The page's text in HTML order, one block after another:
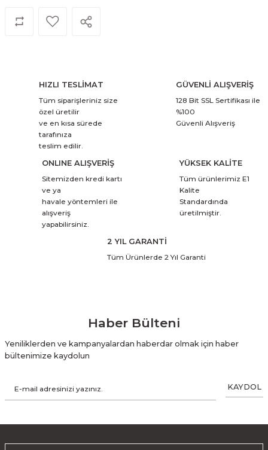
HIZLI TESLİMAT
Tüm siparişleriniz size
özel üretilir
ve en kısa sürede
tarafınıza
teslim edilir.
GÜVENLİ ALIŞVERİŞ
128 Bit SSL Sertifikası ile
%100
Güvenli Alışveriş
ONLINE ALIŞVERİŞ
Sitemizden kredi kartı
ve ya
havale yöntemleri ile
alışveriş
yapabilirsiniz.
YÜKSEK KALİTE
Tüm ürünlerimiz E1
Kalite
Standardında
üretilmiştir.
2 YIL GARANTİ
Tüm Ürünlerde 2 Yıl Garanti
Haber Bülteni
Yeniliklerden ve kampanyalardan haberdar olmak için haber
bültenimize kaydolun
KAYDOL